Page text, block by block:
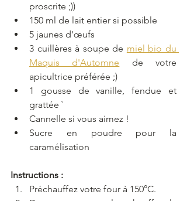
proscrite ;))
150 ml de lait entier si possible
5 jaunes d'œufs
3 cuillères à soupe de miel bio du
Maquis d'Automne de votre
apicultrice préférée ;)
1 gousse de vanille, fendue et
grattée `
Cannelle si vous aimez !
Sucre en poudre pour la
caramélisation
Instructions :
Préchauffez votre four à 150°C.